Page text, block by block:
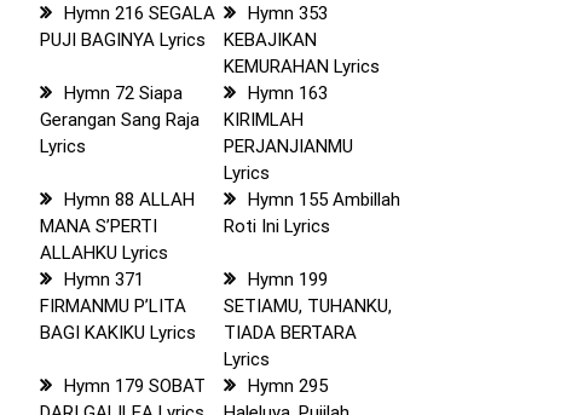
Hymn 216 SEGALA
PUJI BAGINYA Lyrics
Hymn 353
KEBAJIKAN
KEMURAHAN Lyrics
Hymn 72 Siapa
Gerangan Sang Raja
Lyrics
Hymn 163
KIRIMLAH
PERJANJIANMU
Lyrics
Hymn 88 ALLAH
MANA S’PERTI
ALLAHKU Lyrics
Hymn 155 Ambillah
Roti Ini Lyrics
Hymn 371
FIRMANMU P’LITA
BAGI KAKIKU Lyrics
Hymn 199
SETIAMU, TUHANKU,
TIADA BERTARA
Lyrics
Hymn 179 SOBAT
Hymn 295